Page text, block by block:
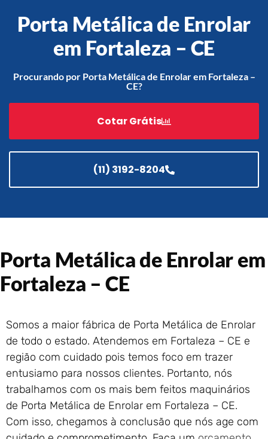
Acessórios
Automatização
Portão de Garagem de
Enrolar em São Pedro da
Aldeia – RJ
Portão de Garagem de
Enrolar em São João de
Enrolar em Rio das Ostras –
RJ
Enrolar em Petrópolis – RJ
Portão de Garagem de
Enrolar em Paraty – RJ
Portão de Garagem de
Enrolar em Nova Iguaçu – RJ
Portão de Garagem de
Enrolar em Nova Friburgo –
RJ
Porta Metálica de Enrolar
em Fortaleza – CE
Procurando por Porta Metálica de Enrolar em Fortaleza –
CE?
Cotar Grátis
(11) 3192-8204
Porta Metálica de Enrolar em
Fortaleza – CE
Somos a maior fábrica de Porta Metálica de Enrolar
de todo o estado. Atendemos em Fortaleza – CE e
região com cuidado pois temos foco em trazer
entusiamo para nossos clientes. Portanto, nós
trabalhamos com os mais bem feitos maquinários
de Porta Metálica de Enrolar em Fortaleza – CE.
Com isso, chegamos à conclusão que nós age com